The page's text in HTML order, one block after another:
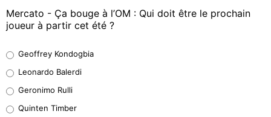
Mercato - Ça bouge à l’OM : Qui doit être le prochain
joueur à partir cet été ?
38%
32%
Geoffrey Kondogbia
Leonardo Balerdi
Geronimo Rulli
Quinten Timber